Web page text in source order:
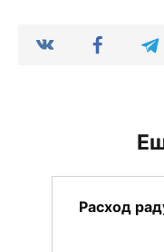
Расход